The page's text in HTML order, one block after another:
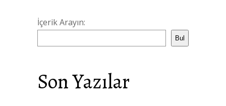
İçerik Arayın:
Bul
Son Yazılar